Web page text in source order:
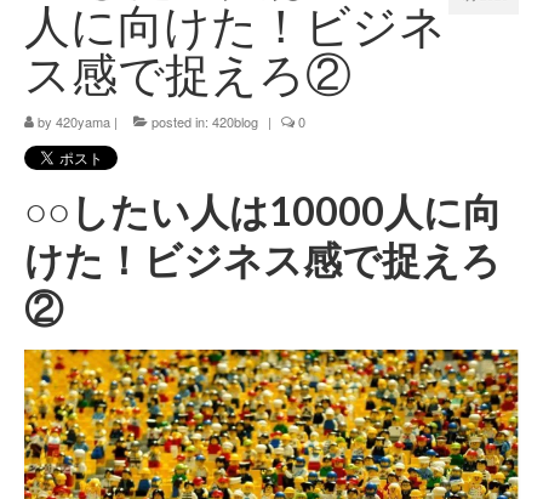
420 shibuya_access
420 shibuya_shop
Instagram:420shibuya_official
About:FOUR TWENTY SHIBUYA
YouTube:420shibuya
420 Blog Full
www.h4wp.com
420friendly 通販
人に向けた！ビジネ
ス感で捉えろ②
by 420yama | posted in: 420blog | 0
○○したい人は10000人に向
けた！ビジネス感で捉えろ
②